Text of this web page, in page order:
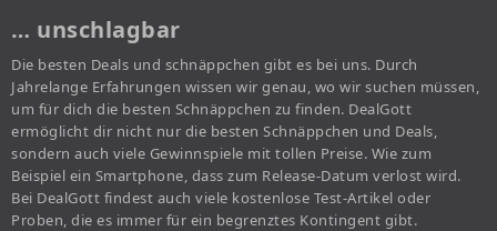
… unschlagbar
Die besten Deals und schnäppchen gibt es bei uns. Durch
Jahrelange Erfahrungen wissen wir genau, wo wir suchen müssen,
um für dich die besten Schnäppchen zu finden. DealGott
ermöglicht dir nicht nur die besten Schnäppchen und Deals,
sondern auch viele Gewinnspiele mit tollen Preise. Wie zum
Beispiel ein Smartphone, dass zum Release-Datum verlost wird.
Bei DealGott findest auch viele kostenlose Test-Artikel oder
Proben, die es immer für ein begrenztes Kontingent gibt.